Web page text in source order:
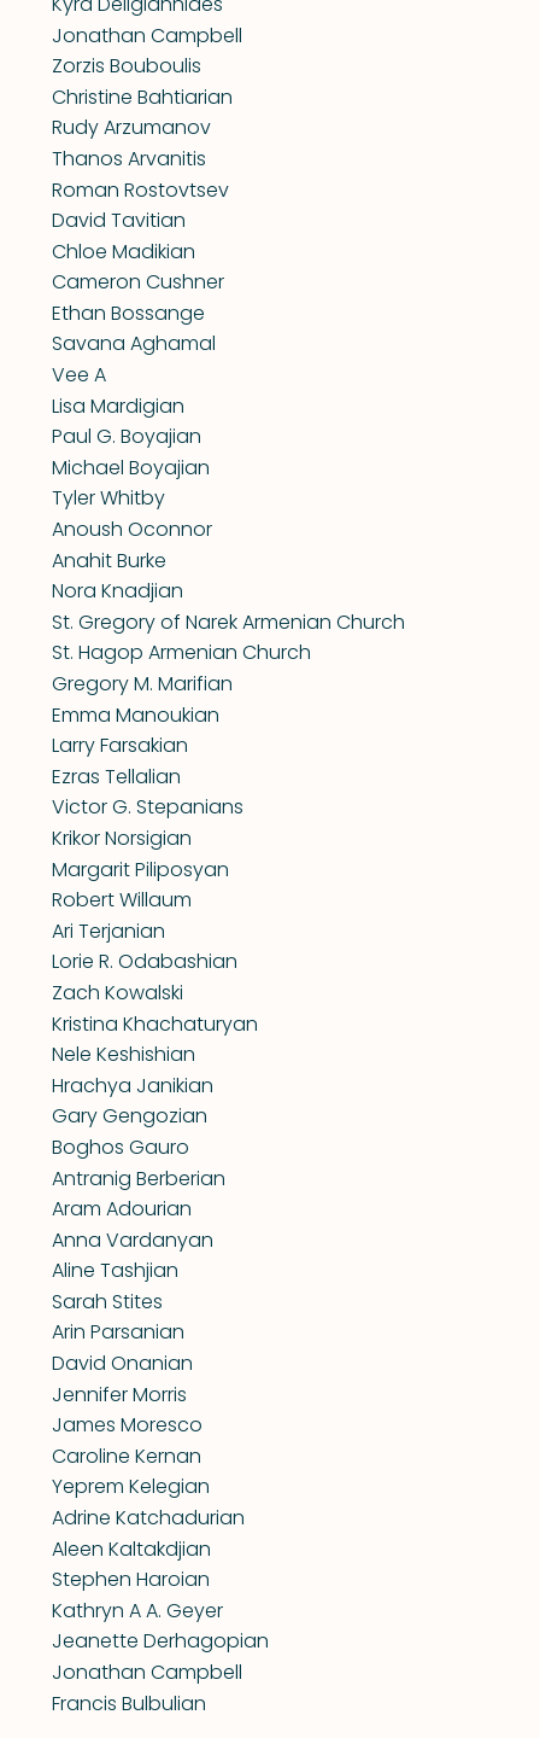
Jonathan Campbell
Zorzis Bouboulis
Christine Bahtiarian
Rudy Arzumanov
Thanos Arvanitis
Roman Rostovtsev
David Tavitian
Chloe Madikian
Cameron Cushner
Ethan Bossange
Savana Aghamal
Vee A
Lisa Mardigian
Paul G. Boyajian
Michael Boyajian
Tyler Whitby
Anoush Oconnor
Anahit Burke
Nora Knadjian
St. Gregory of Narek Armenian Church
St. Hagop Armenian Church
Gregory M. Marifian
Emma Manoukian
Larry Farsakian
Ezras Tellalian
Victor G. Stepanians
Krikor Norsigian
Margarit Piliposyan
Robert Willaum
Ari Terjanian
Lorie R. Odabashian
Zach Kowalski
Kristina Khachaturyan
Nele Keshishian
Hrachya Janikian
Gary Gengozian
Boghos Gauro
Antranig Berberian
Aram Adourian
Anna Vardanyan
Aline Tashjian
Sarah Stites
Arin Parsanian
David Onanian
Jennifer Morris
James Moresco
Caroline Kernan
Yeprem Kelegian
Adrine Katchadurian
Aleen Kaltakdjian
Stephen Haroian
Kathryn A A. Geyer
Jeanette Derhagopian
Jonathan Campbell
Francis Bulbulian